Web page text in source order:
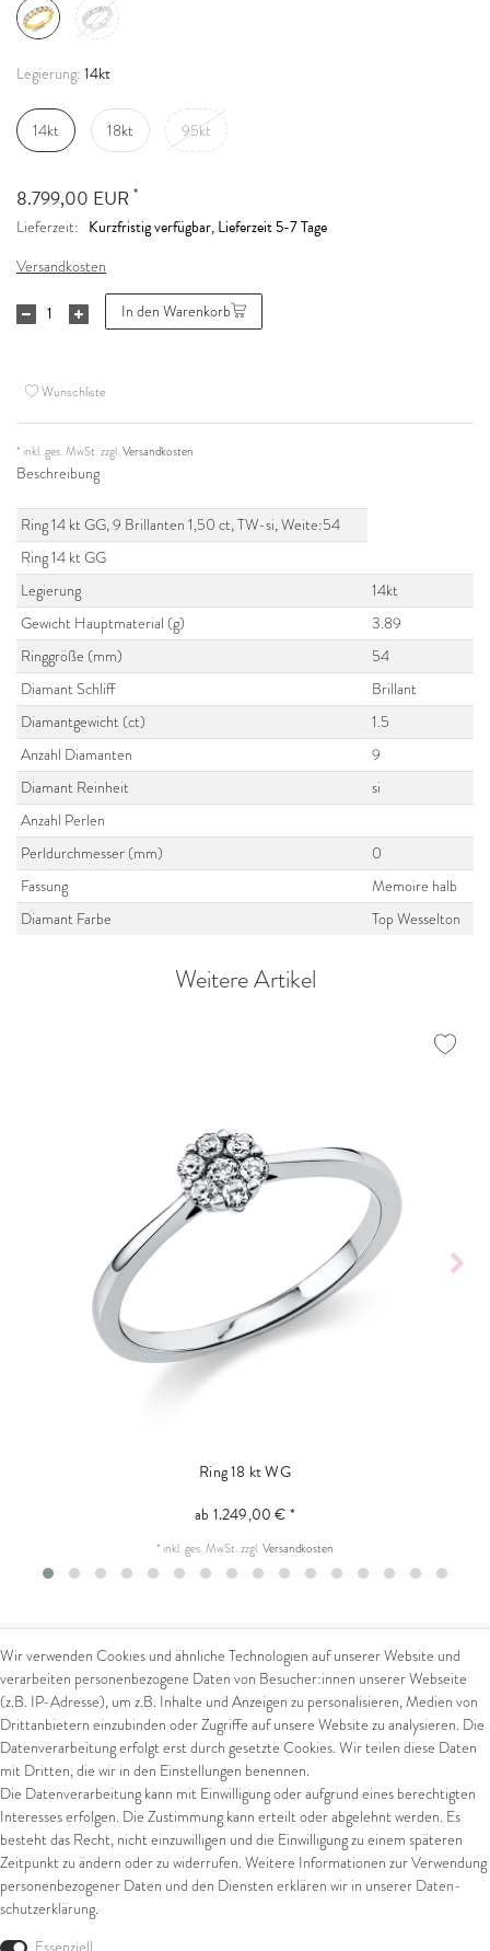
Legierung: 14kt
14kt 18kt 95kt
8.799,00 EUR *
Lieferzeit: Kurzfristig verfügbar, Lieferzeit 5-7 Tage
Versandkosten
In den Warenkorb
Wunschliste
* inkl. ges. MwSt. zzgl.Versandkosten
Beschreibung
Ring 14 kt GG, 9 Brillanten 1,50 ct, TW-si, Weite:54
Ring 14 kt GG
Legierung
14kt
Gewicht Hauptmaterial (g)
3.89
Ringgröße (mm)
54
Diamant Schliff
Brillant
Diamantgewicht (ct)
1.5
Anzahl Diamanten
9
Diamant Reinheit
si
Anzahl Perlen
Perldurchmesser (mm)
0
Fassung
Memoire halb
Diamant Farbe
Top Wesselton
Weitere Artikel
Ring 18 kt WG
ab 1.249,00 € *
* inkl. ges. MwSt.zzgl.Versandkosten
Kontakt
Kontaktformular
Arena in Arte GmbH
Marktgasse 2,
8600 Dübendorf
Tel: +41 44 821 60 40
E-Mail:info@goldschmiede-
arena.com
Rechtliches
AGB
Impressum
Datenschutz
Widerrufsrecht
Zahlung und Versand
Widerrufsformular
Wir verwenden Cookies und ähnliche Technologien auf unserer Website und
verarbeiten personenbezogene Daten von Besucher:innen unserer Webseite
(z.B. IP-Adresse), um z.B. Inhalte und Anzeigen zu personalisieren, Medien von
Drittanbietern einzubinden oder Zugriffe auf unsere Website zu analysieren. Die
Datenverarbeitung erfolgt erst durch gesetzte Cookies. Wir teilen diese Daten
mit Dritten, die wir in den Einstellungen benennen.
Die Datenverarbeitung kann mit Einwilligung oder aufgrund eines berechtigten
Interesses erfolgen. Die Zustimmung kann erteilt oder abgelehnt werden. Es
besteht das Recht, nicht einzuwilligen und die Einwilligung zu einem späteren
Zeitpunkt zu ändern oder zu widerrufen. Weitere Informationen zur Verwendung
personenbezogener Daten und den Diensten erklären wir in unserer Daten­
schutz­erklärung.